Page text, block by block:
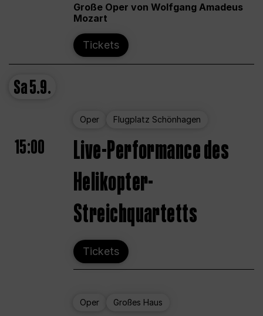
Große Oper von Wolfgang Amadeus
Mozart
Tickets
Sa5.9.
Oper Flugplatz Schönhagen
15:00
Live-Performance des
Helikopter-
Streichquartetts
Tickets
Oper Großes Haus